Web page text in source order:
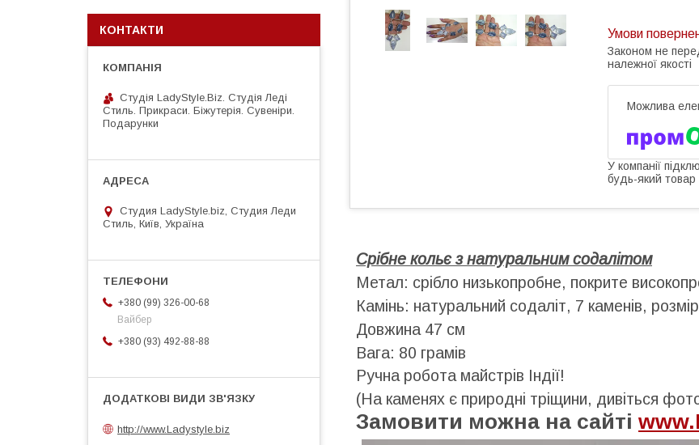
Законом не
належної якості
У компанії
будь-який
Срібне кольє з натуральним содалітом
Метал: срібло низькопробне, покрите
Камінь: натуральний содаліт, 7 каменів,
Довжина 47 см
Вага: 80 грамів
Ручна робота майстрів Індії!
(На каменях є природні тріщини, дивіться
Замовити можна на сайті
КОНТАКТИ
Студія LadyStyle.Biz. Студія Леді
Стиль. Прикраси. Біжутерія. Сувеніри.
Подарунки
Студия LadyStyle.biz, Студия Леди
Стиль, Київ, Україна
+380 (99) 326-00-68
Вайбер
+380 (93) 492-88-88
http://www.Ladystyle.biz